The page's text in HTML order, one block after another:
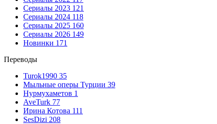
Сериалы 2023 121
Сериалы 2024 118
Сериалы 2025 160
Сериалы 2026 149
Новинки 171
Переводы
Turok1990 35
Мыльные оперы Турции 39
Нурмухаметов 1
AveTurk 77
Ирина Котова 111
SesDizi 208